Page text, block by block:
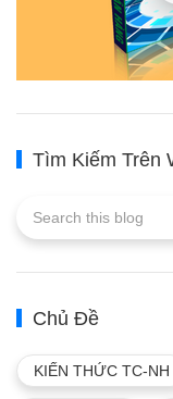
Tìm Kiếm Trên
Chủ Đề
KIẾN THỨC TC-NH